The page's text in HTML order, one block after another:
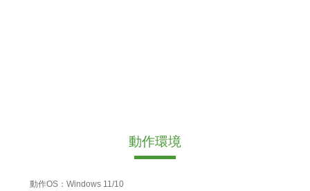
動作環境
動作OS：Windows 11/10